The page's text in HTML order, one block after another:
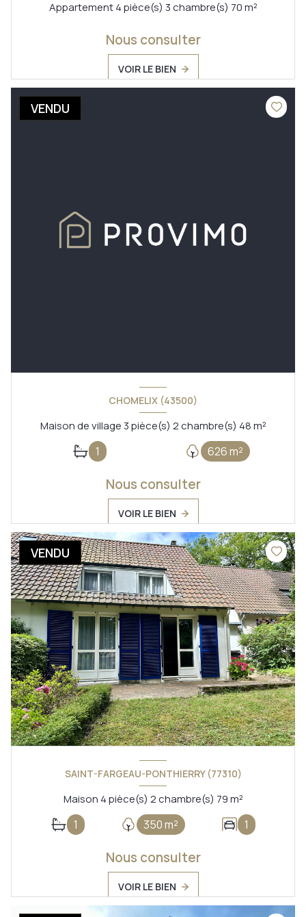
Appartement 4 pièce(s) 3 chambre(s) 70 m²
Nous consulter
VOIR LE BIEN
VENDU
CHOMELIX (43500)
Maison de village 3 pièce(s) 2 chambre(s) 48 m²
1 626 m²
Nous consulter
VOIR LE BIEN
VENDU
SAINT-FARGEAU-PONTHIERRY (77310)
Maison 4 pièce(s) 2 chambre(s) 79 m²
1 350 m² 1
Nous consulter
VOIR LE BIEN